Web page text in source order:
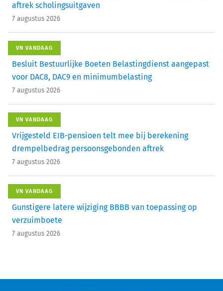
aftrek scholingsuitgaven
7 augustus 2026
VN VANDAAG
Besluit Bestuurlijke Boeten Belastingdienst aangepast
voor DAC8, DAC9 en minimumbelasting
7 augustus 2026
VN VANDAAG
Vrijgesteld EIB-pensioen telt mee bij berekening
drempelbedrag persoonsgebonden aftrek
7 augustus 2026
VN VANDAAG
Gunstigere latere wijziging BBBB van toepassing op
verzuimboete
7 augustus 2026